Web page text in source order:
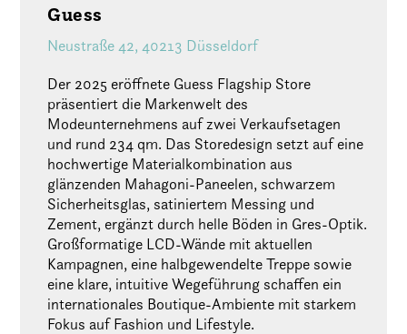
Guess
Neustraße 42, 40213 Düsseldorf
Der 2025 eröffnete Guess Flagship Store
präsentiert die Markenwelt des
Modeunternehmens auf zwei Verkaufsetagen
und rund 234 qm. Das Storedesign setzt auf eine
hochwertige Materialkombination aus
glänzenden Mahagoni-Paneelen, schwarzem
Sicherheitsglas, satiniertem Messing und
Zement, ergänzt durch helle Böden in Gres-Optik.
Großformatige LCD-Wände mit aktuellen
Kampagnen, eine halbgewendelte Treppe sowie
eine klare, intuitive Wegeführung schaffen ein
internationales Boutique-Ambiente mit starkem
Fokus auf Fashion und Lifestyle.